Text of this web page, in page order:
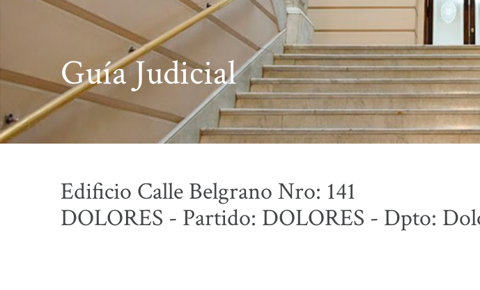
Guía Judicial
Edificio Calle Belgrano Nro: 141
DOLORES - Partido: DOLORES - Dpto: